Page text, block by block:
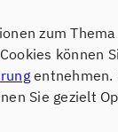
beraten lassen
zum Thema
können
entnehmen.
Sie gezielt